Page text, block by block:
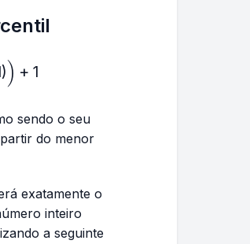
(L)=\left( \frac{p}{100}×(n-
)) + 1
sendo o seu
do menor
exatamente o
inteiro
a seguinte